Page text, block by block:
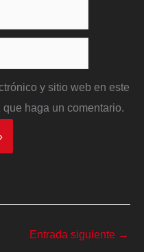
y sitio web en este
haga un comentario.
Entrada siguiente →